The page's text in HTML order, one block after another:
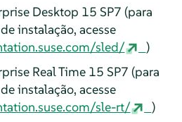
Desktop 15 SP7 (para
instalação, acesse
sled/
)
Real Time 15 SP7 (para
instalação, acesse
sle-rt/
)